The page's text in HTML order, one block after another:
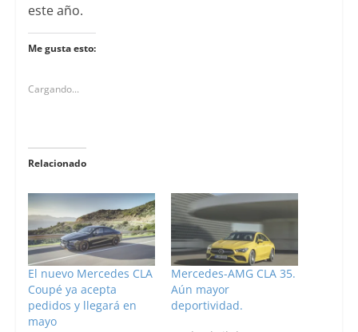
este año.
Me gusta esto:
Cargando...
Relacionado
El nuevo Mercedes CLA
Coupé ya acepta
pedidos y llegará en
mayo
Mercedes-AMG CLA 35.
Aún mayor
deportividad.